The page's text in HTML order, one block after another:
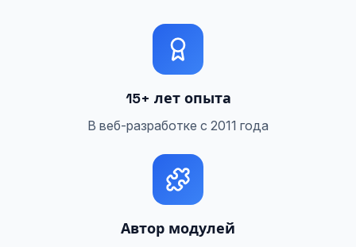
15+ лет опыта
В веб-разработке с 2011 года
Автор модулей